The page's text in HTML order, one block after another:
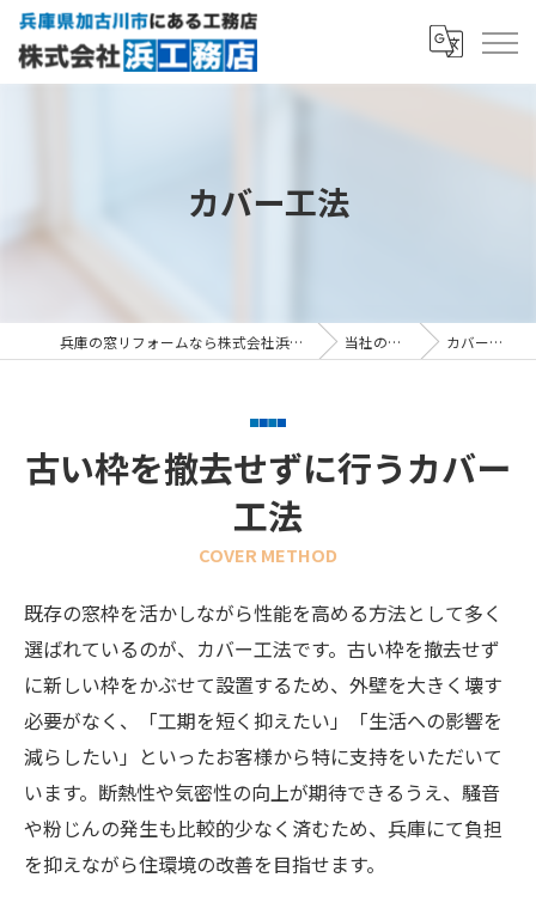
カバー工法
兵庫の窓リフォームなら株式会社浜工務店 当社の特徴 カバー工法
古い枠を撤去せずに行うカバー
工法
COVER METHOD
既存の窓枠を活かしながら性能を高める方法として多く
選ばれているのが、カバー工法です。古い枠を撤去せず
に新しい枠をかぶせて設置するため、外壁を大きく壊す
必要がなく、「工期を短く抑えたい」「生活への影響を
減らしたい」といったお客様から特に支持をいただいて
います。断熱性や気密性の向上が期待できるうえ、騒音
や粉じんの発生も比較的少なく済むため、兵庫にて負担
を抑えながら住環境の改善を目指せます。